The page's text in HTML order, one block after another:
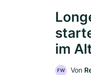
im
FW Von